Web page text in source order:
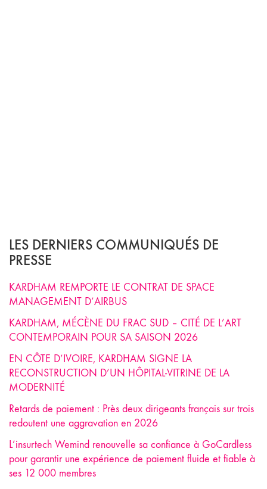
LES DERNIERS COMMUNIQUÉS DE
PRESSE
KARDHAM REMPORTE LE CONTRAT DE SPACE
MANAGEMENT D’AIRBUS
KARDHAM, MÉCÈNE DU FRAC SUD – CITÉ DE L’ART
CONTEMPORAIN POUR SA SAISON 2026
EN CÔTE D’IVOIRE, KARDHAM SIGNE LA
RECONSTRUCTION D’UN HÔPITAL-VITRINE DE LA
MODERNITÉ
Retards de paiement : Près deux dirigeants français sur trois
redoutent une aggravation en 2026
L’insurtech Wemind renouvelle sa confiance à GoCardless
pour garantir une expérience de paiement fluide et fiable à
ses 12 000 membres